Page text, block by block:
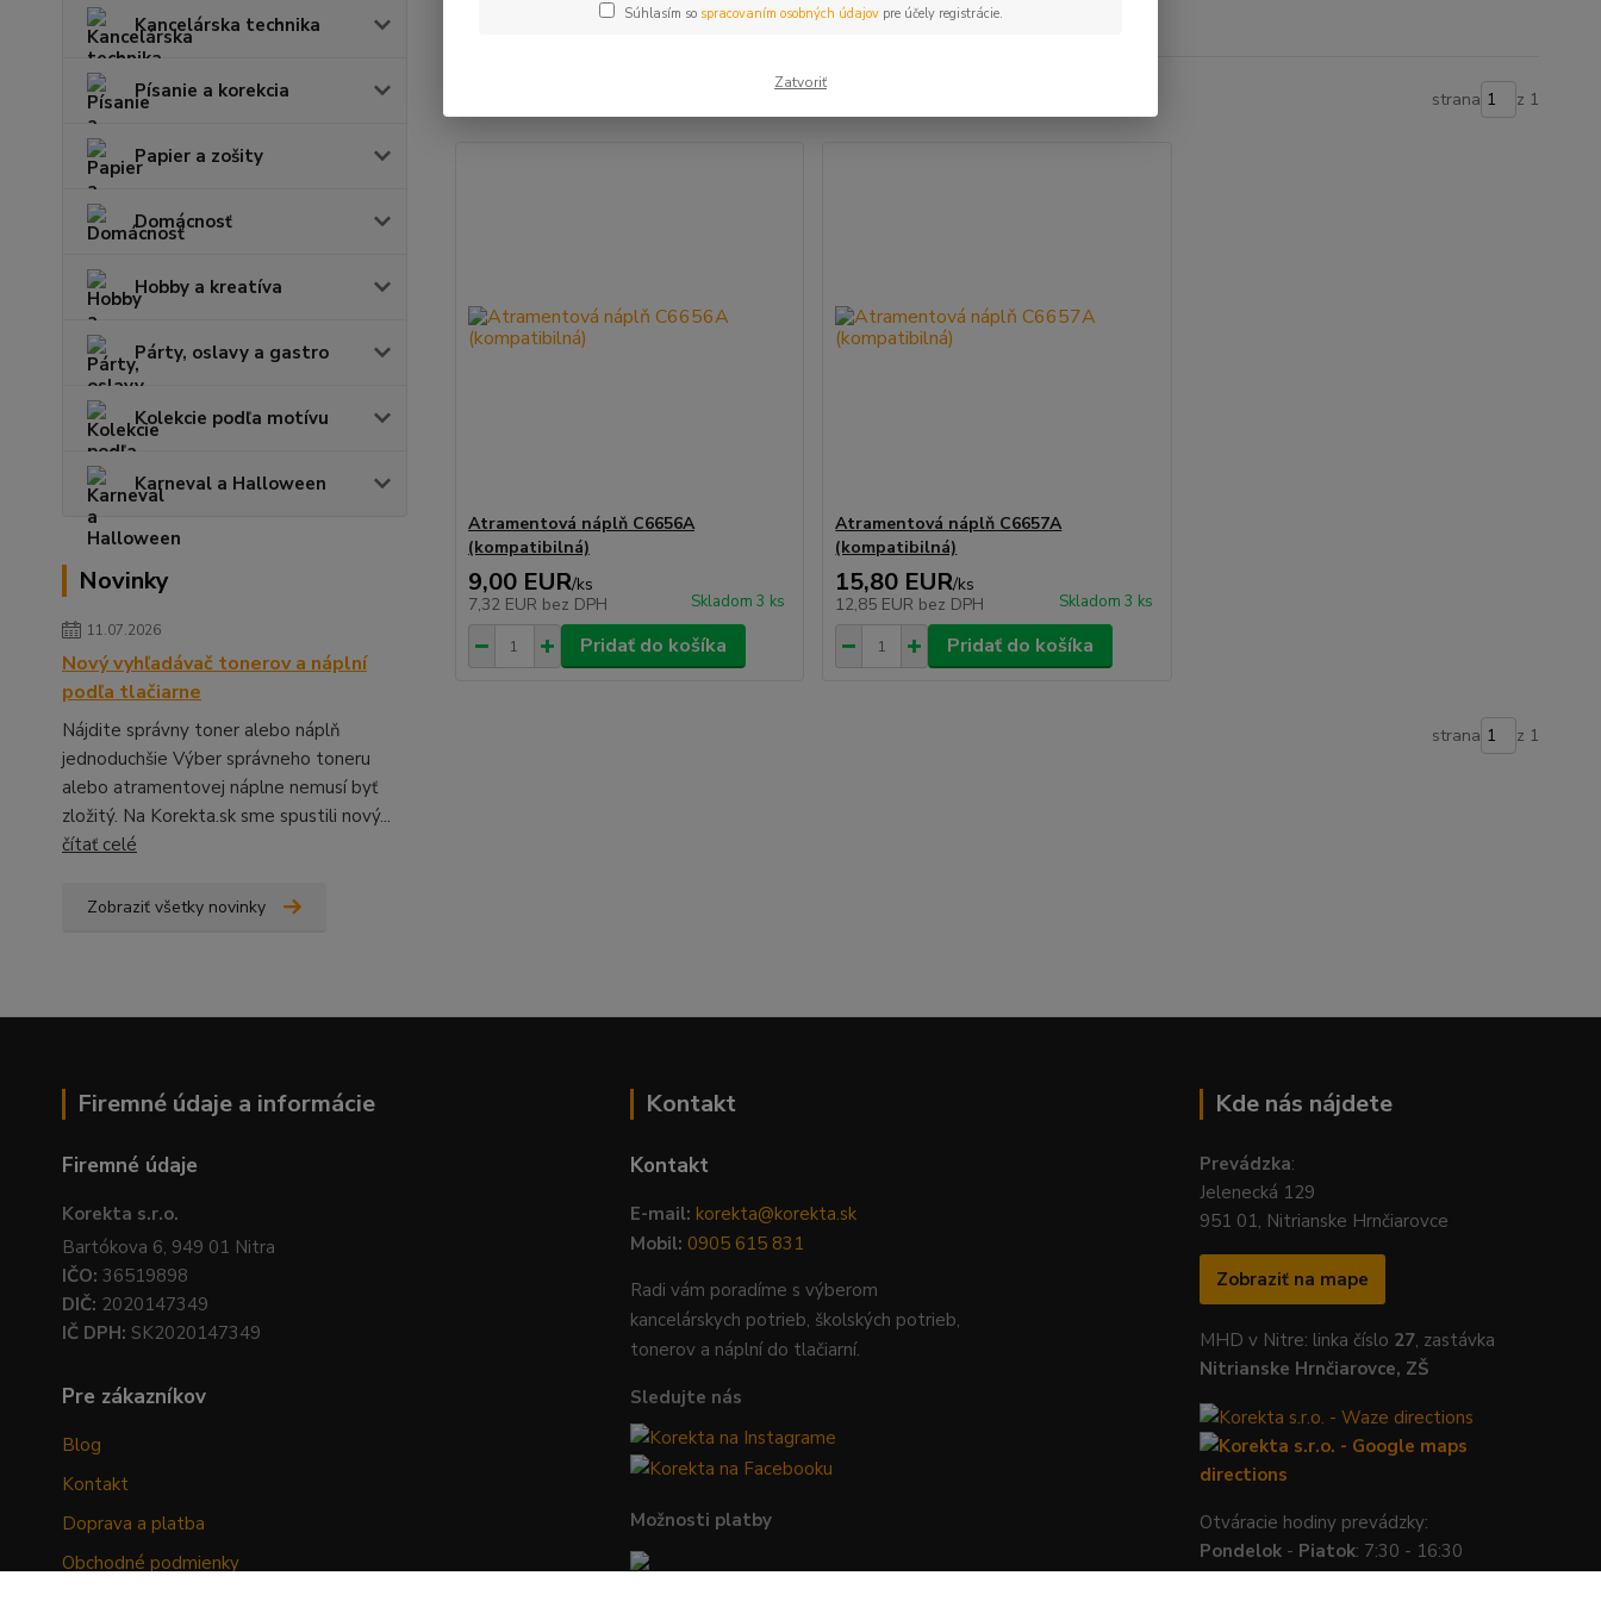
Kancelárska technika
Písanie a korekcia
Papier a zošity
Domácnosť
Hobby a kreatíva
Párty, oslavy a gastro
Kolekcie podľa motívu
Karneval a Halloween
Novinky
11.07.2026
Nový vyhľadávač tonerov a náplní
podľa tlačiarne
Nájdite správny toner alebo náplň
jednoduchšie Výber správneho toneru
alebo atramentovej náplne nemusí byť
zložitý. Na Korekta.sk sme spustili nový...
čítať celé
Zobraziť všetky novinky
strana z 1
Atramentová náplň C6656A
(kompatibilná)
9,00 EUR/ks
7,32 EUR bez DPH Skladom 3 ks
Pridať do košíka
Atramentová náplň C6657A
(kompatibilná)
15,80 EUR/ks
12,85 EUR bez DPH Skladom 3 ks
Pridať do košíka
strana z 1
Firemné údaje a informácie
Firemné údaje
Korekta s.r.o.
Bartókova 6, 949 01 Nitra
IČO: 36519898
DIČ: 2020147349
IČ DPH: SK2020147349
Pre zákazníkov
Blog
Kontakt
Doprava a platba
Obchodné podmienky
Kontakt
Kontakt
E-mail: korekta@korekta.sk
Mobil: 0905 615 831
Radi vám poradíme s výberom
kancelárskych potrieb, školských potrieb,
tonerov a náplní do tlačiarní.
Sledujte nás
Možnosti platby
Kde nás nájdete
Prevádzka:
Jelenecká 129
951 01, Nitrianske Hrnčiarovce
Zobraziť na mape
MHD v Nitre: linka číslo 27, zastávka
Nitrianske Hrnčiarovce, ZŠ
Otváracie hodiny prevádzky:
Pondelok - Piatok: 7:30 - 16:30
Súhlasím so spracovaním osobných údajovpre účely registrácie.
Zatvoriť